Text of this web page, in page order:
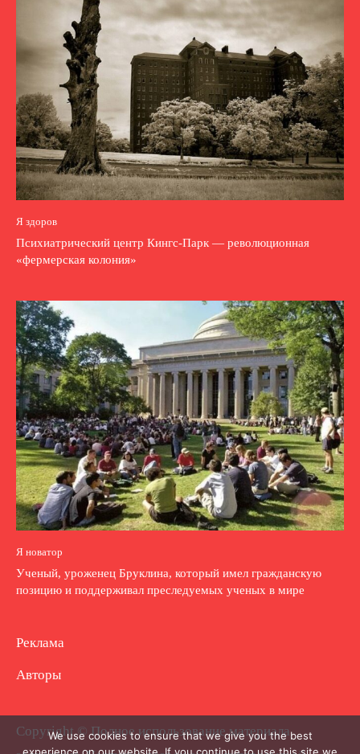
Я здоров
Психиатрический центр Кингс-Парк — революционная
«фермерская колония»
Я новатор
Ученый, уроженец Бруклина, который имел гражданскую
позицию и поддерживал преследуемых ученых в мире
Реклама
Авторы
Copyright © Полное использование материала
We use cookies to ensure that we give you the best